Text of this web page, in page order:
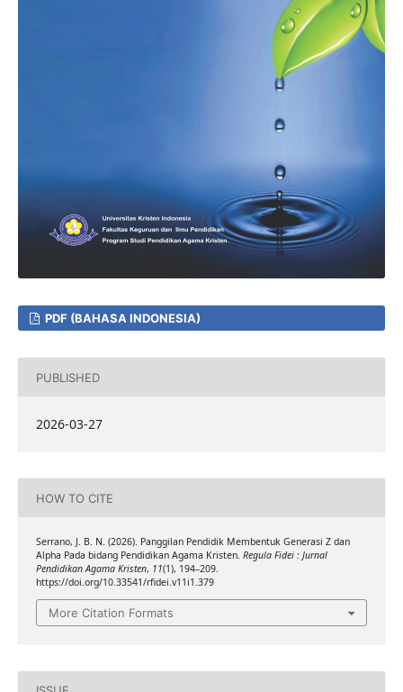
PDF (BAHASA INDONESIA)
PUBLISHED
2026-03-27
HOW TO CITE
Serrano, J. B. N. (2026). Panggilan Pendidik Membentuk Generasi Z dan
Alpha Pada bidang Pendidikan Agama Kristen. Regula Fidei : Jurnal
Pendidikan Agama Kristen, 11(1), 194–209.
https://doi.org/10.33541/rfidei.v11i1.379
More Citation Formats